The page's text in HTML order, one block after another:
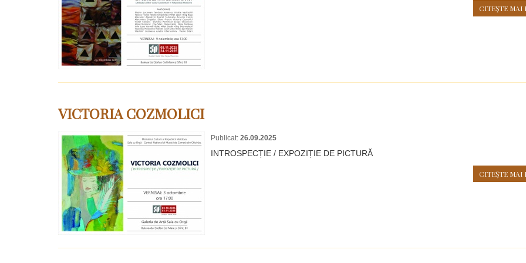
CITEŞTE MAI
VICTORIA COZMOLICI
Publicat: 26.09.2025
INTROSPECȚIE / EXPOZIȚIE DE PICTURĂ
CITEŞTE MAI